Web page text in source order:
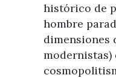
histórico de
hombre
dimensiones
modernistas)